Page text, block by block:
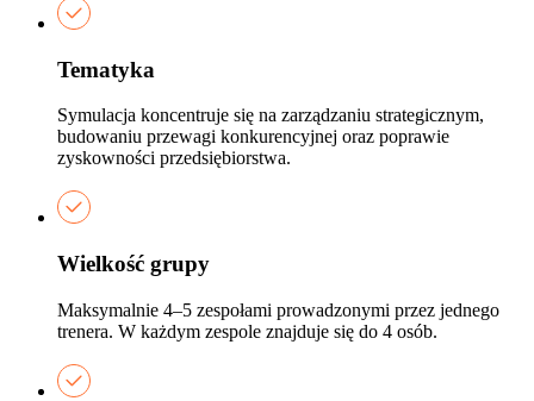
Tematyka
Symulacja koncentruje się na zarządzaniu strategicznym,
budowaniu przewagi konkurencyjnej oraz poprawie
zyskowności przedsiębiorstwa.
Wielkość grupy
Maksymalnie 4–5 zespołami prowadzonymi przez jednego
trenera. W każdym zespole znajduje się do 4 osób.